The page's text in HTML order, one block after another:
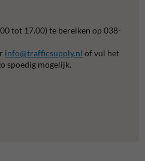
tot 17.00) te bereiken op 038-
info@trafficsupply.nl of vul het
spoedig mogelijk.